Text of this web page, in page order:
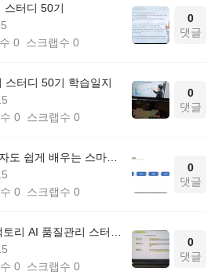
스터디 50기
0 스크랩수 0
0
댓글
스터디 50기 학습일지
0 스크랩수 0
0
댓글
0 스크랩수 0
0
댓글
0 스크랩수 0
0
댓글